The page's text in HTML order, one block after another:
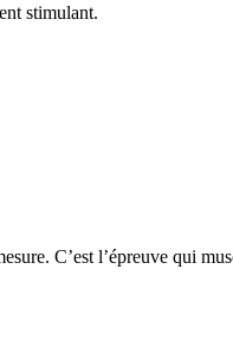
stimulant.
C’est l’épreuve qui